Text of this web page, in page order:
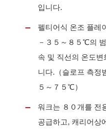
입니다.
펠티어식 온조 플레
－３５～８５℃의
속 및 직선의 온도변
니다.（슬로프 측정
５～７５℃）
워크는 ８０개를 전
공급하고, 캐리어상